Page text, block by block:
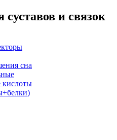
суставов и связок
сна